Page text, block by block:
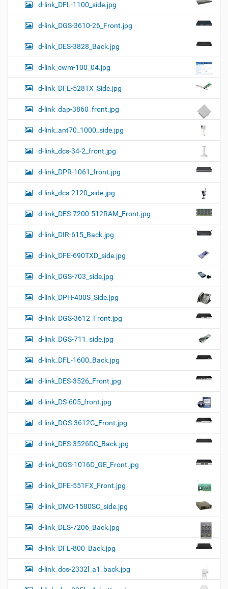
d-link_DFL-1100_side.jpg
d-link_DGS-3610-26_Front.jpg
d-link_DES-3828_Back.jpg
d-link_cwm-100_04.jpg
d-link_DFE-528TX_Side.jpg
d-link_dap-3860_front.jpg
d-link_ant70_1000_side.jpg
d-link_dcs-34-2_front.jpg
d-link_DPR-1061_front.jpg
d-link_dcs-2120_side.jpg
d-link_DES-7200-512RAM_Front.jpg
d-link_DIR-615_Back.jpg
d-link_DFE-690TXD_side.jpg
d-link_DGS-703_side.jpg
d-link_DPH-400S_Side.jpg
d-link_DGS-3612_Front.jpg
d-link_DGS-711_side.jpg
d-link_DFL-1600_Back.jpg
d-link_DES-3526_Front.jpg
d-link_DS-605_front.jpg
d-link_DGS-3612G_Front.jpg
d-link_DES-3526DC_Back.jpg
d-link_DGS-1016D_GE_Front.jpg
d-link_DFE-551FX_Front.jpg
d-link_DMC-1580SC_side.jpg
d-link_DES-7206_Back.jpg
d-link_DFL-800_Back.jpg
d-link_dcs-2332l_a1_back.jpg